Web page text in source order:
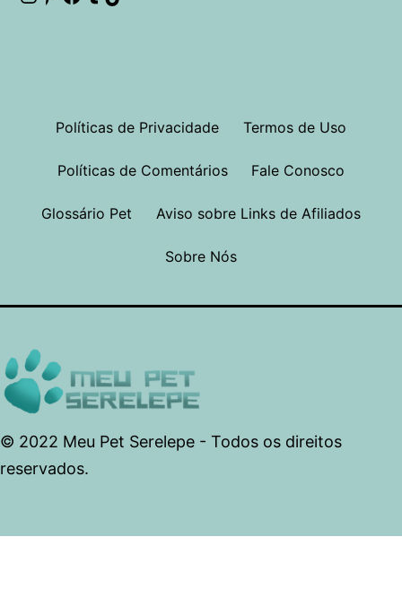
Políticas de Privacidade Termos de Uso
Políticas de Comentários Fale Conosco
Glossário Pet Aviso sobre Links de Afiliados
Sobre Nós
© 2022 Meu Pet Serelepe - Todos os direitos
reservados.